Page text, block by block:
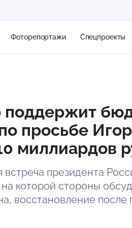
Фоторепортажи Спецпроекты
14 м/с
поддержит
просьбе
миллиардов
президента
которой стороны
восстановление после